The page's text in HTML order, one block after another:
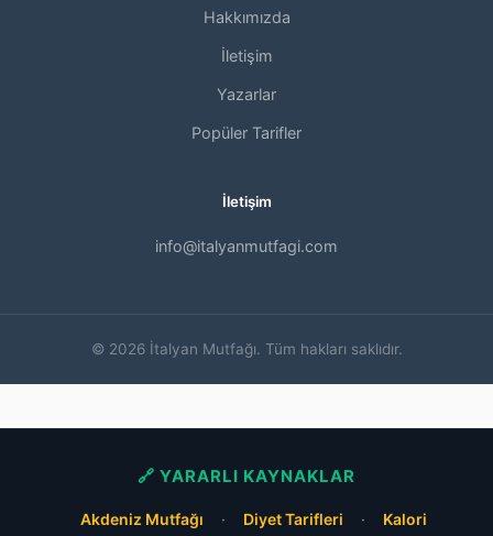
Hakkımızda
İletişim
Yazarlar
Popüler Tarifler
İletişim
info@italyanmutfagi.com
© 2026 İtalyan Mutfağı. Tüm hakları saklıdır.
🔗 YARARLI KAYNAKLAR
Akdeniz Mutfağı · Diyet Tarifleri · Kalori